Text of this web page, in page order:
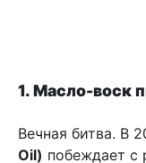
1. Масло-воск
Вечная битва. В
Oil) побеждает с